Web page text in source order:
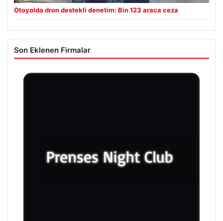
Otoyolda dron destekli denetim: Bin 123 araca ceza
Son Eklenen Firmalar